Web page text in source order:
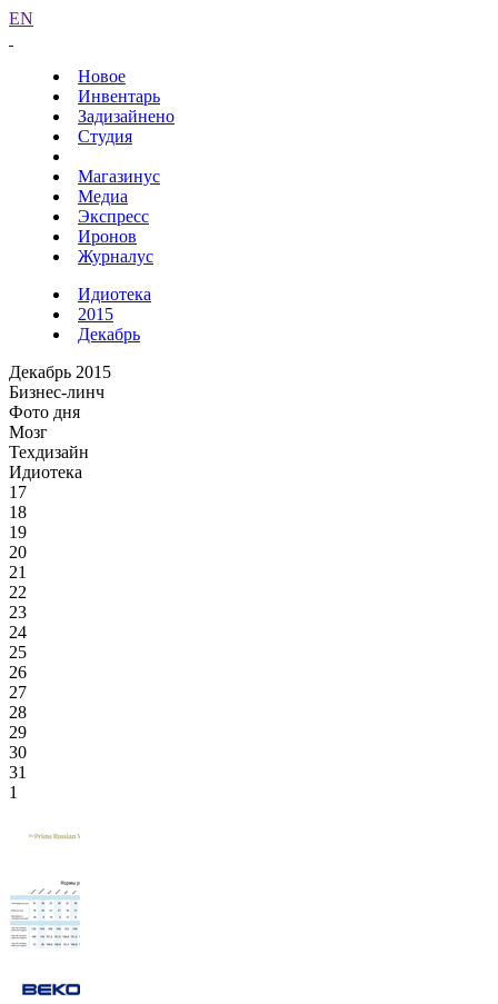
EN
Новое
Инвентарь
Задизайнено
Студия
Магазинус
Медиа
Экспресс
Иронов
Журналус
Идиотека
2015
Декабрь
Декабрь 2015
Бизнес-линч
Фото дня
Мозг
Техдизайн
Идиотека
17
18
19
20
21
22
23
24
25
26
27
28
29
30
31
1